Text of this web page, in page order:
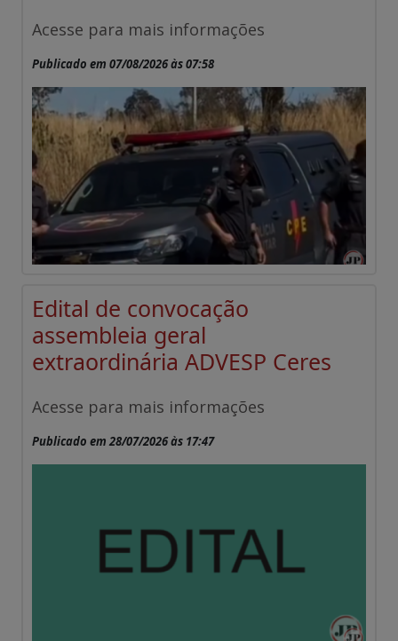
Acesse para mais informações
Publicado em 07/08/2026 às 07:58
Edital de convocação
assembleia geral
extraordinária ADVESP Ceres
Acesse para mais informações
Publicado em 28/07/2026 às 17:47